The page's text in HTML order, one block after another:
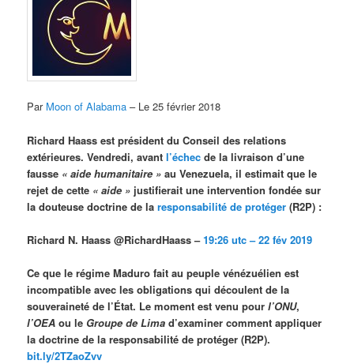
Par Moon of Alabama – Le 25 février 2018
Richard Haass est président du Conseil des relations
extérieures. Vendredi, avantl’échec de la livraison d’une
fausse «aide humanitaire » au Venezuela, il estimait que le
rejet de cette «aide » justifierait une intervention fondée sur
la douteuse doctrine de laresponsabilité de protéger (R2P) :
Richard N. Haass @RichardHaass –19:26 utc – 22 fév 2019
Ce que le régime Maduro fait au peuple vénézuélien est
incompatible avec les obligations qui découlent de la
souveraineté de l’État. Le moment est venu pourl’ONU,
l’OEA ou le Groupe de Lima d’examiner comment appliquer
la doctrine de la responsabilité de protéger (R2P).
bit.ly/2TZaoZvv